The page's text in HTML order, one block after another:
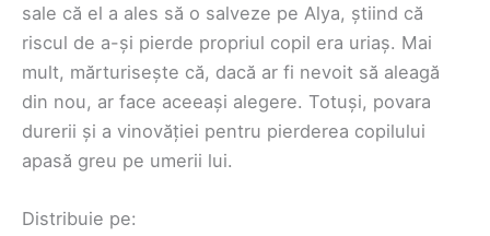
sale că el a ales să o salveze pe Alya, știind că
riscul de a-și pierde propriul copil era uriaș. Mai
mult, mărturisește că, dacă ar fi nevoit să aleagă
din nou, ar face aceeași alegere. Totuși, povara
durerii și a vinovăției pentru pierderea copilului
apasă greu pe umerii lui.
Distribuie pe: